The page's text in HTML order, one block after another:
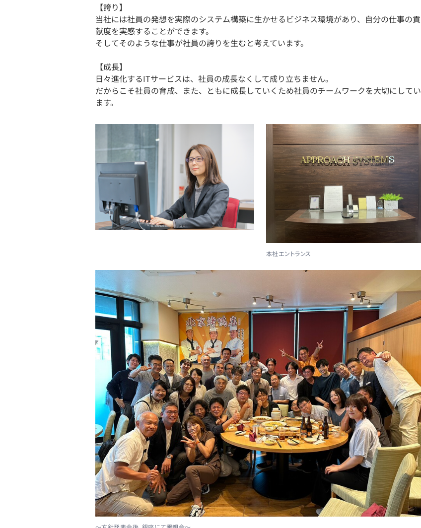
【誇り】
当社には社員の発想を実際のシステム構築に生かせるビジネス環境があり、自分の仕事の貢
献度を実感することができます。
そしてそのような仕事が社員の誇りを生むと考えています。
【成長】
日々進化するITサービスは、社員の成長なくして成り立ちません。
だからこそ社員の育成、また、ともに成長していくため社員のチームワークを大切にしてい
ます。
本社エントランス